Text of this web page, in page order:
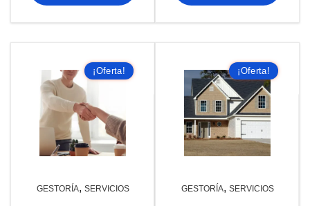
era:
es:
¡Oferta!
GESTORÍA, SERVICIOS
¡Oferta!
GESTORÍA, SERVICIOS